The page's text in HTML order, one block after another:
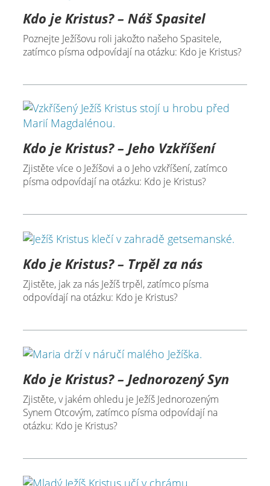
Kdo je Kristus? – Náš Spasitel
Poznejte Ježíšovu roli jakožto našeho Spasitele,
zatímco písma odpovídají na otázku: Kdo je Kristus?
Kdo je Kristus? – Jeho Vzkříšení
Zjistěte více o Ježíšovi a o Jeho vzkříšení, zatímco
písma odpovídají na otázku: Kdo je Kristus?
Kdo je Kristus? – Trpěl za nás
Zjistěte, jak za nás Ježíš trpěl, zatímco písma
odpovídají na otázku: Kdo je Kristus?
Kdo je Kristus? – Jednorozený Syn
Zjistěte, v jakém ohledu je Ježíš Jednorozeným
Synem Otcovým, zatímco písma odpovídají na
otázku: Kdo je Kristus?